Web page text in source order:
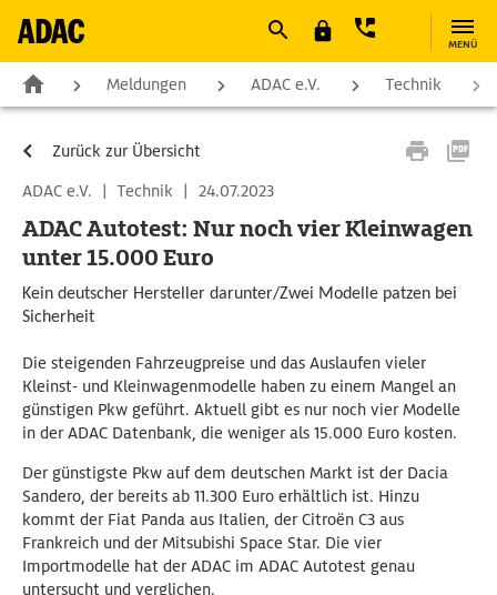
MENÜ
Meldungen ADAC e.V. Technik
Zurück zur Übersicht
ADAC e.V.
| Technik | 24.07.2023
ADAC Autotest: Nur noch vier Kleinwagen
unter 15.000 Euro
Kein deutscher Hersteller darunter/Zwei Modelle patzen bei
Sicherheit
Die steigenden Fahrzeugpreise und das Auslaufen vieler
Kleinst- und Kleinwagenmodelle haben zu einem Mangel an
günstigen Pkw geführt. Aktuell gibt es nur noch vier Modelle
in der ADAC Datenbank, die weniger als 15.000 Euro kosten.
Der günstigste Pkw auf dem deutschen Markt ist der Dacia
Sandero, der bereits ab 11.300 Euro erhältlich ist. Hinzu
kommt der Fiat Panda aus Italien, der Citroën C3 aus
Frankreich und der Mitsubishi Space Star. Die vier
Importmodelle hat der ADAC im ADAC Autotest genau
untersucht und verglichen.